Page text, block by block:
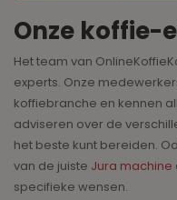
Onze koffie-
Het team van
experts. Onze
koffiebranche en kennen
adviseren over de
het beste kunt bereiden.
van de juiste Jura machine
specifieke wensen.